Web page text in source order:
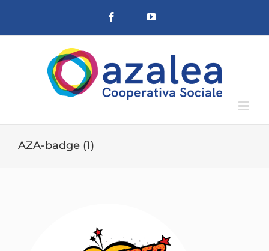
contenuto
Facebook YouTube
AZA-badge (1)